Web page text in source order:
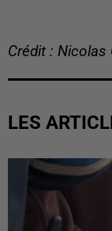
Crédit : Nicolas
LES